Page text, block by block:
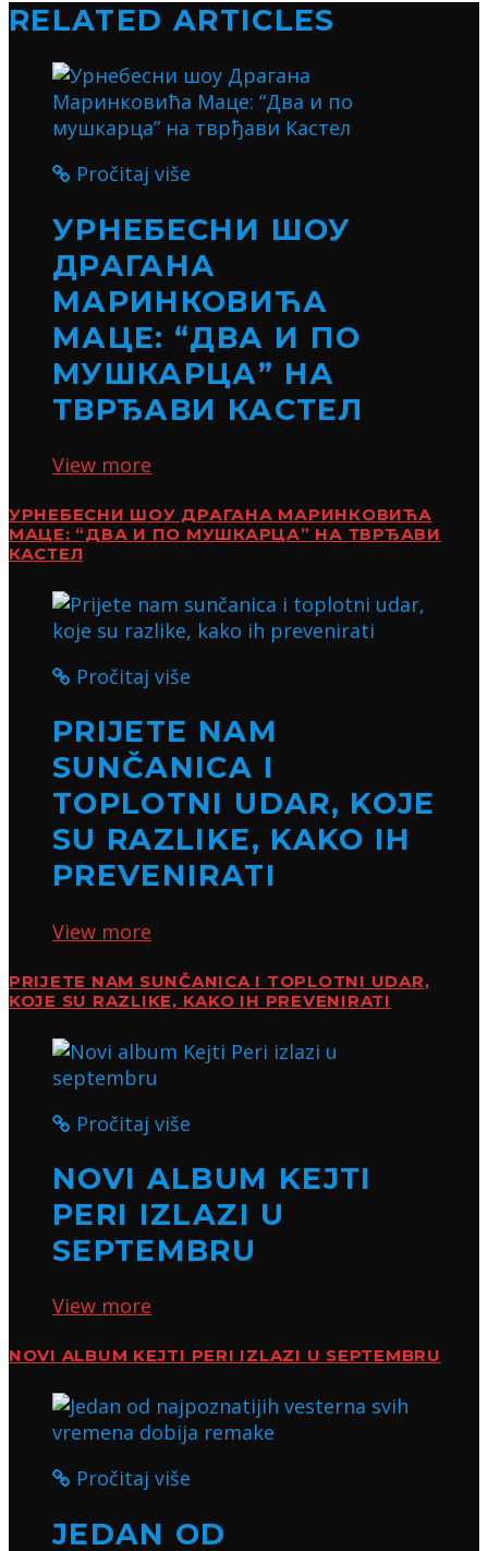
RELATED ARTICLES
Pročitaj više
УРНЕБЕСНИ ШОУ
ДРАГАНА
МАРИНКОВИЋА
МАЦЕ: “ДВА И ПО
МУШКАРЦА” НА
ТВРЂАВИ КАСТЕЛ
View more
УРНЕБЕСНИ ШОУ ДРАГАНА МАРИНКОВИЋА
МАЦЕ: “ДВА И ПО МУШКАРЦА” НА ТВРЂАВИ
КАСТЕЛ
Pročitaj više
PRIJETE NAM
SUNČANICA I
TOPLOTNI UDAR, KOJE
SU RAZLIKE, KAKO IH
PREVENIRATI
View more
PRIJETE NAM SUNČANICA I TOPLOTNI UDAR,
KOJE SU RAZLIKE, KAKO IH PREVENIRATI
Pročitaj više
NOVI ALBUM KEJTI
PERI IZLAZI U
SEPTEMBRU
View more
NOVI ALBUM KEJTI PERI IZLAZI U SEPTEMBRU
Pročitaj više
JEDAN OD